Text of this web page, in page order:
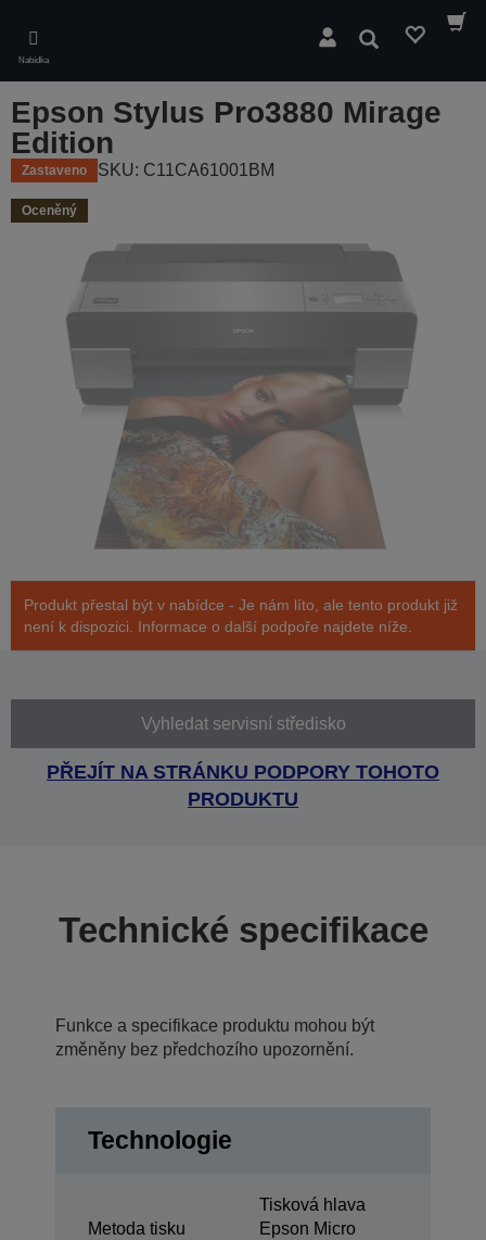
main
content
Nabídka
Hledat
Epson Stylus Pro3880 Mirage
Edition
Zastaveno SKU: C11CA61001BM
Oceněný
Produkt přestal být v nabídce - Je nám líto, ale tento produkt již
není k dispozici. Informace o další podpoře najdete níže.
Vyhledat servisní středisko
PŘEJÍT NA STRÁNKU PODPORY TOHOTO
PRODUKTU
Technické specifikace
Funkce a specifikace produktu mohou být
změněny bez předchozího upozornění.
Technologie
Metoda tisku
Tisková hlava
Epson Micro